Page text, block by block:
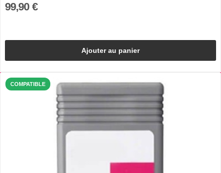
99,90 €
Ajouter au panier
COMPATIBLE